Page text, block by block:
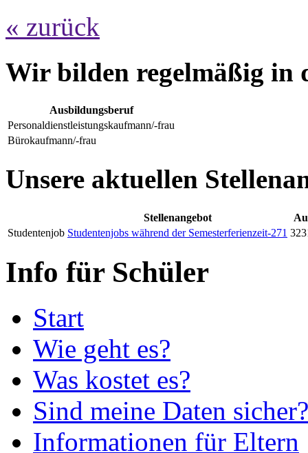
« zurück
Wir bilden regelmäßig in
Ausbildungsberuf
Personaldienstleistungskaufmann/-frau
Bürokaufmann/-frau
Unsere aktuellen
Stellenangebot
Studentenjob Studentenjobs während der Semesterferienzeit-271
Info für Schüler
Start
Wie geht es?
Was kostet es?
Sind meine Daten sicher?
Informationen für Eltern